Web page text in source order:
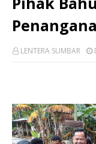
LENTERA SUMBAR